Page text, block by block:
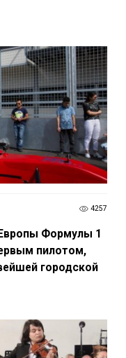
4257
Формулы 1
пилотом,
городской